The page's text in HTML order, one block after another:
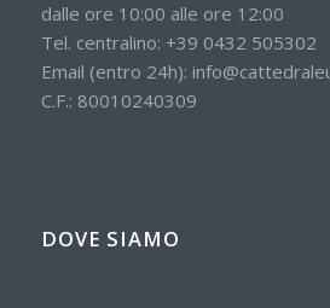
dalle ore 10:00 alle ore 12:00
Tel. centralino: +39 0432 505302
Email (entro 24h):
C.F.: 80010240309
DOVE SIAMO